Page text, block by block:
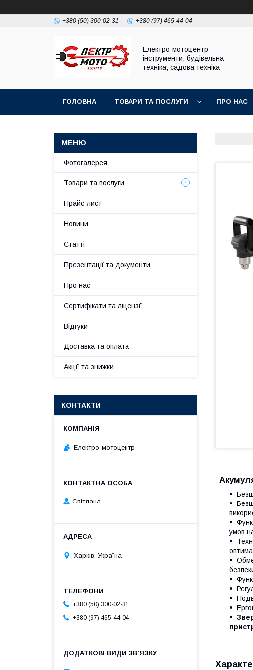
+380 (50) 300-02-31 +380 (97) 465-44-04
Електро-мотоцентр -
інструменти, будівельна
техніка, садова техніка
ГОЛОВНА ТОВАРИ ТА ПОСЛУГИ ПРО НАС
умов
Фотогалерея
Товари та послуги
Прайс-лист
Новини
Статті
Презентації та документи
Про нас
Сертифікати та ліцензії
Відгуки
Доставка та оплата
Акції та знижки
КОНТАКТИ
Електро-мотоцентр
Світлана
Харків, Україна
+380 (50) 300-02-31
+380 (97) 465-44-04